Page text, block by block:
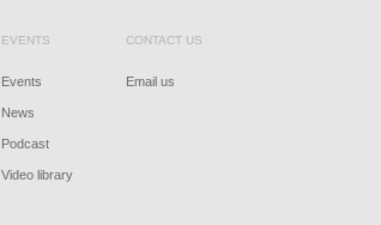
EVENTS
Events
News
Podcast
Video library
CONTACT US
Email us